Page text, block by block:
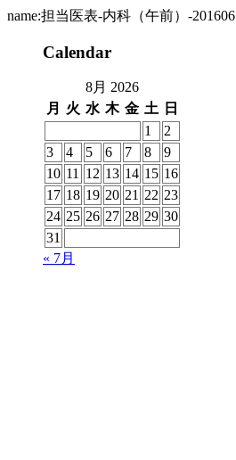
name:担当医表-内科（午前）-201606
Calendar
8月 2026
月
火 水 木 金 土 日
1
2
3
4 5 6 7 8
9
10 11 12 13 14 15 16
17 18 19 20 21 22 23
24 25 26 27 28 29 30
31
« 7月